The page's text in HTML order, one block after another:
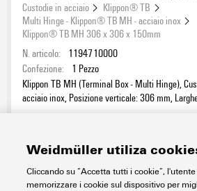
Custodie in acciaio
Klippon® TB
Multi Hinge - Klippon® TB MH - acciaio inox
Klippon® TB MH 306 x 306 x 150mm
N. articolo:
1194710000
Confezione:
1 Pezzo
Klippon TB MH (Terminal Box - Multi Hinge),
acciaio inox, Posizione verticale: 306 mm,
Weidmüller utiliza
Cliccando su “Accetta tutti i cookie”,
memorizzare i cookie sul dispositivo per